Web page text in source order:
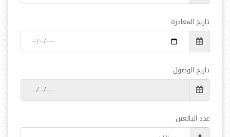
تاريخ المغادرة
تاريخ الوصول
عدد البالغين